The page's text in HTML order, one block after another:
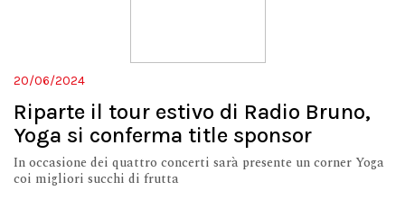
20/06/2024
Riparte il tour estivo di Radio Bruno,
Yoga si conferma title sponsor
In occasione dei quattro concerti sarà presente un corner Yoga
coi migliori succhi di frutta